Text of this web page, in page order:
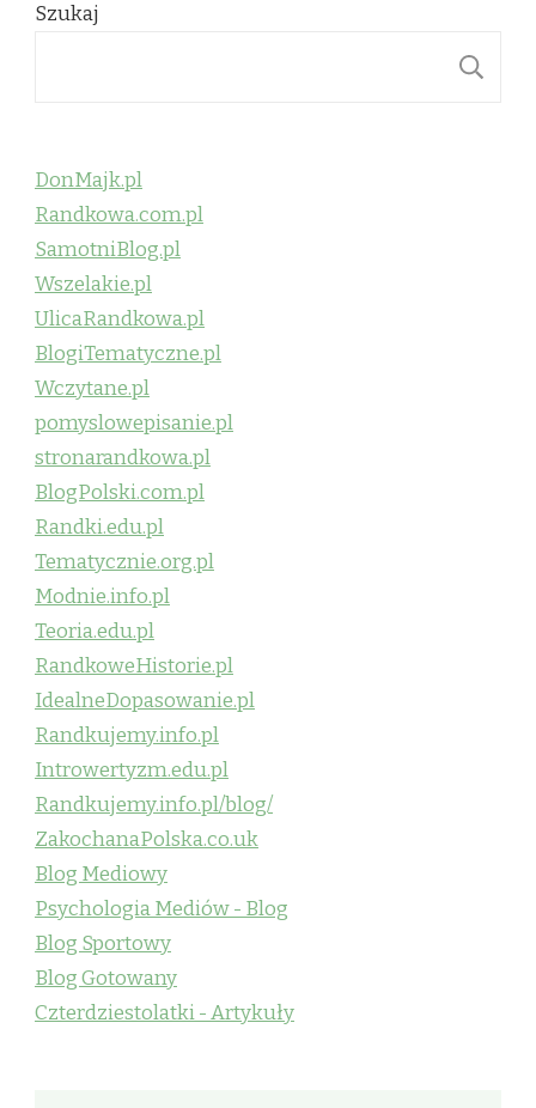
Szukaj
DonMajk.pl
Randkowa.com.pl
SamotniBlog.pl
Wszelakie.pl
UlicaRandkowa.pl
BlogiTematyczne.pl
Wczytane.pl
pomyslowepisanie.pl
stronarandkowa.pl
BlogPolski.com.pl
Randki.edu.pl
Tematycznie.org.pl
Modnie.info.pl
Teoria.edu.pl
RandkoweHistorie.pl
IdealneDopasowanie.pl
Randkujemy.info.pl
Introwertyzm.edu.pl
Randkujemy.info.pl/blog/
ZakochanaPolska.co.uk
Blog Mediowy
Psychologia Mediów - Blog
Blog Sportowy
Blog Gotowany
Czterdziestolatki - Artykuły